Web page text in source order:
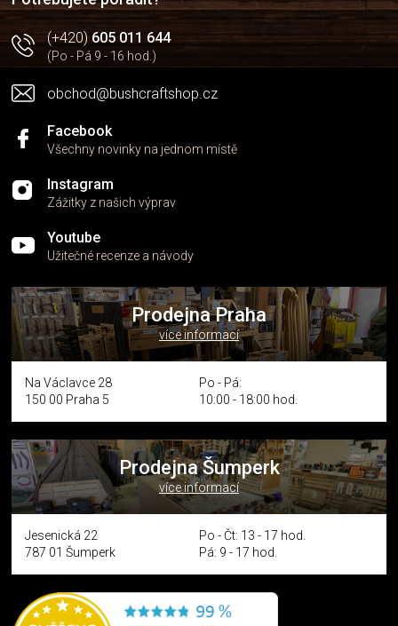
p
s
(+420)605 011 644
(Po - Pá 9 - 16 hod.)
obchod@bushcraftshop.cz
Facebook
Všechny novinky na jednom místě
Instagram
Zážitky z našich výprav
Youtube
Užitečné recenze a návody
Prodejna Praha
více informací
Na Václavce 28
150 00 Praha 5
Po - Pá:
10:00 - 18:00 hod.
Prodejna Šumperk
více informací
Jesenická 22
787 01 Šumperk
Po - Čt: 13 - 17 hod.
Pá: 9 - 17 hod.